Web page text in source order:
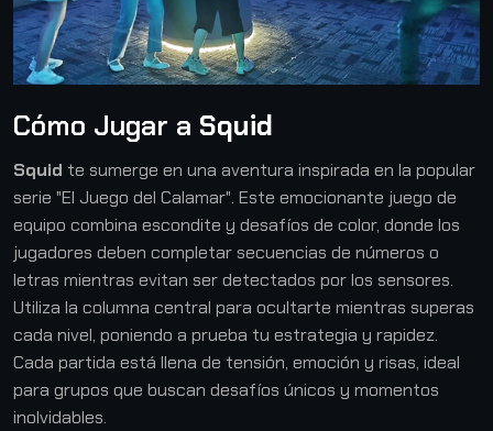
Cómo Jugar a Squid
Squid te sumerge en una aventura inspirada en la popular
serie "El Juego del Calamar". Este emocionante juego de
equipo combina escondite y desafíos de color, donde los
jugadores deben completar secuencias de números o
letras mientras evitan ser detectados por los sensores.
Utiliza la columna central para ocultarte mientras superas
cada nivel, poniendo a prueba tu estrategia y rapidez.
Cada partida está llena de tensión, emoción y risas, ideal
para grupos que buscan desafíos únicos y momentos
inolvidables.